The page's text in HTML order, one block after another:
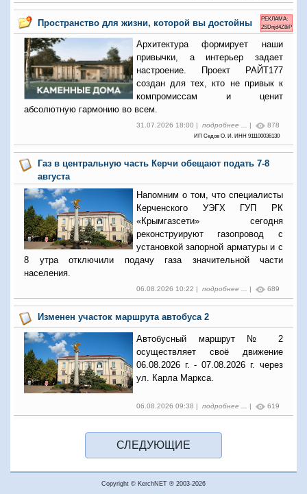
Пространство для жизни, которой вы достойны
РЕКЛАМА:
2SDnjd4Z8iP
Архитектура формирует наши
привычки, а интерьер задает
настроение. Проект РАЙТ177
создан для тех, кто не привык к
компромиссам и ценит
абсолютную гармонию во всем.
31.07.2026 18:00 | подробнее ... | 878
ИП Седов О. И. ИНН 911100036130
Газ в центральную часть Керчи обещают подать 7-8
августа
Напомним о том, что специалисты
Керченского УЭГХ ГУП РК
«Крымгазсети» сегодня
реконструируют газопровод с
установкой запорной арматуры и с
8 утра отключили подачу газа значительной части
населения.
06.08.2026 10:22 | подробнее ... | 689
Изменен участок маршрута автобуса 2
Автобусный маршрут № 2
осуществляет своё движение
06.08.2026 г. - 07.08.2026 г. через
ул. Карла Маркса.
06.08.2026 09:38 | подробнее ... 619
Copyright © KerchNET ® 2003-2026